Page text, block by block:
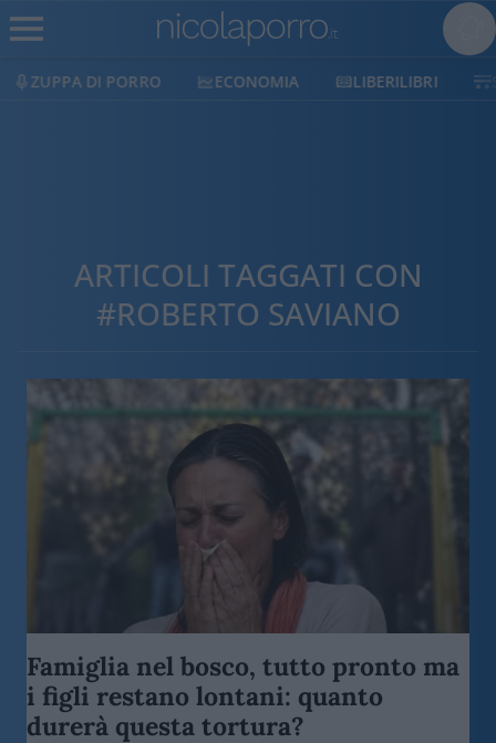
ECONOMIA LIBERILIBRI SHOP SOSTIENICI
ARTICOLI TAGGATI CON
#ROBERTO SAVIANO
Famiglia nel bosco, tutto pronto ma
i figli restano lontani: quanto
durerà questa tortura?